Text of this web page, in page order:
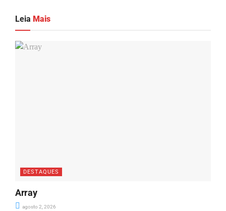
Leia Mais
DESTAQUES
Array
agosto 2, 2026